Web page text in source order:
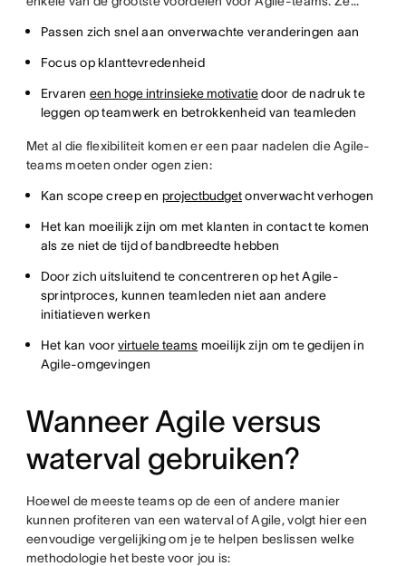
Passen zich snel aan onverwachte veranderingen aan
Focus op klanttevredenheid
Ervaren een hoge intrinsieke motivatiedoor de nadruk te
leggen op teamwerk en betrokkenheid van teamleden
Met al die flexibiliteit komen er een paar nadelen die Agile-
teams moeten onder ogen zien:
Kan scope creep en projectbudgetonverwacht verhogen
Het kan moeilijk zijn om met klanten in contact te komen
als ze niet de tijd of bandbreedte hebben
Door zich uitsluitend te concentreren op het Agile-
sprintproces, kunnen teamleden niet aan andere
initiatieven werken
Het kan voorvirtuele teams moeilijk zijn om te gedijen in
Agile-omgevingen
Wanneer Agile versus
waterval gebruiken?
Hoewel de meeste teams op de een of andere manier
kunnen profiteren van een waterval of Agile, volgt hier een
eenvoudige vergelijking om je te helpen beslissen welke
methodologie het beste voor jou is: